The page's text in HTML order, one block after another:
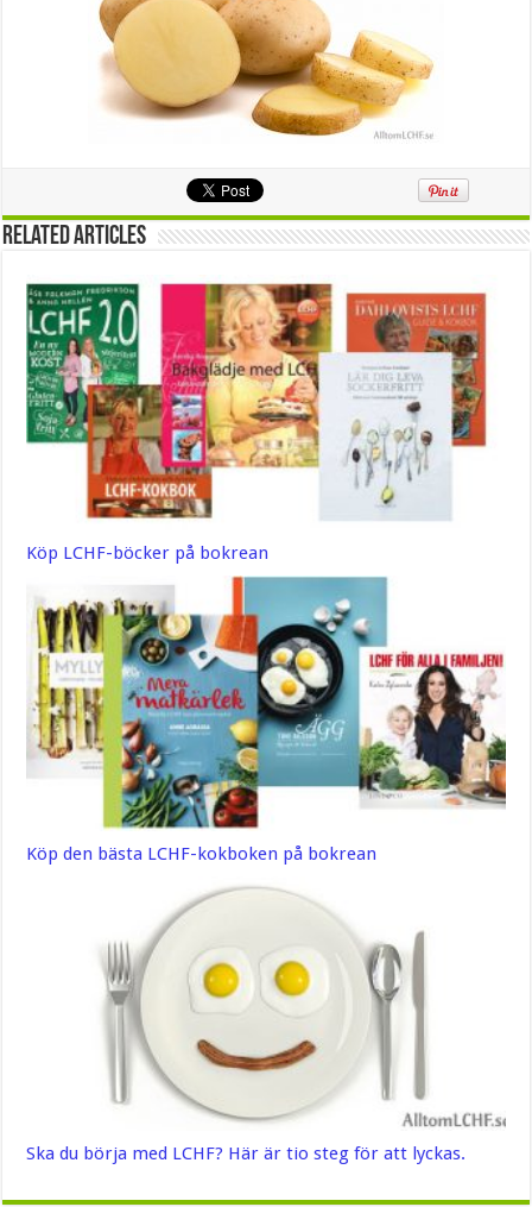
Related Articles
Köp LCHF-böcker på bokrean
Köp den bästa LCHF-kokboken på bokrean
Ska du börja med LCHF? Här är tio steg för att lyckas.